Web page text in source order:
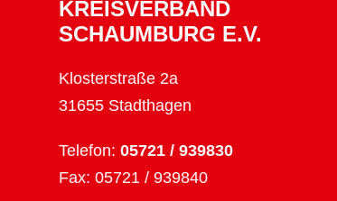
KREISVERBAND
SCHAUMBURG E.V.
Klosterstraße 2a
31655 Stadthagen
Telefon: 05721 / 939830
Fax: 05721 / 939840